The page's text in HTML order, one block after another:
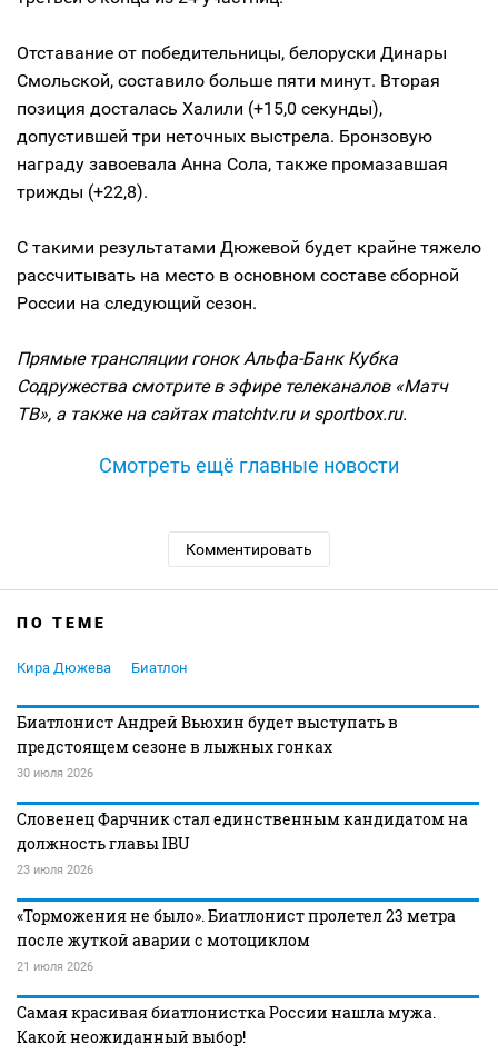
Отставание от победительницы, белоруски Динары
Смольской, составило больше пяти минут. Вторая
позиция досталась Халили (+15,0 секунды),
допустившей три неточных выстрела. Бронзовую
награду завоевала Анна Сола, также промазавшая
трижды (+22,8).
С такими результатами Дюжевой будет крайне тяжело
рассчитывать на место в основном составе сборной
России на следующий сезон.
Прямые трансляции гонок Альфа-Банк Кубка
Содружества смотрите в эфире телеканалов «Матч
ТВ», а также на сайтах matchtv.ru и sportbox.ru.
Смотреть ещё главные новости
Комментировать
ПО ТЕМЕ
Кира Дюжева Биатлон
Биатлонист Андрей Вьюхин будет выступать в
предстоящем сезоне в лыжных гонках
30 июля 2026
Словенец Фарчник стал единственным кандидатом на
должность главы IBU
23 июля 2026
«Торможения не было». Биатлонист пролетел 23 метра
после жуткой аварии с мотоциклом
21 июля 2026
Самая красивая биатлонистка России нашла мужа.
Какой неожиданный выбор!